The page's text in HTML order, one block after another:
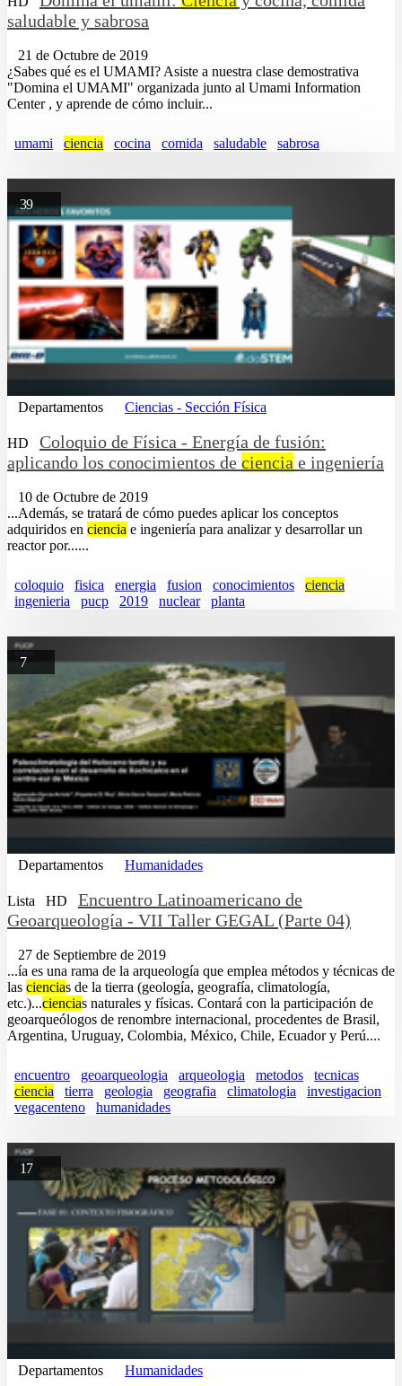
saludable y sabrosa
21 de Octubre de 2019
¿Sabes qué es el UMAMI? Asiste a nuestra clase demostrativa
"Domina el UMAMI" organizada junto al Umami Information
Center , y aprende de cómo incluir...
umami ciencia cocina comida saludable sabrosa
39
Departamentos Ciencias - Sección Física
HD
Coloquio de Física - Energía de fusión:
aplicando los conocimientos de ciencia e ingeniería
10 de Octubre de 2019
...Además, se tratará de cómo puedes aplicar los conceptos
adquiridos en ciencia e ingeniería para analizar y desarrollar un
reactor por......
coloquio fisica energia fusion conocimientos
ciencia
ingenieria
pucp 2019 nuclear planta
7
Departamentos Humanidades
Lista HD
Encuentro Latinoamericano de
Geoarqueología - VII Taller GEGAL (Parte 04)
27 de Septiembre de 2019
...ía es una rama de la arqueología que emplea métodos y técnicas de
las ciencias de la tierra (geología, geografía, climatología,
etc.)...ciencias naturales y físicas. Contará con la participación de
geoarqueólogos de renombre internacional, procedentes de Brasil,
Argentina, Uruguay, Colombia, México, Chile, Ecuador y Perú....
encuentro geoarqueologia arqueologia metodos
tecnicas
ciencia
tierra geologia geografia climatologia
investigacion
vegacenteno
humanidades
17
Departamentos Humanidades